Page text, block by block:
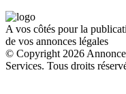
A vos côtés pour la
de vos annonces légales
© Copyright 2026
Services. Tous droits